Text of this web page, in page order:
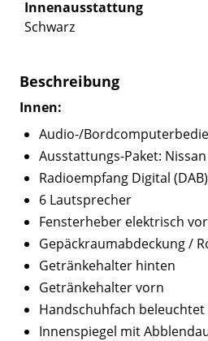
Innenausstattung
Schwarz
Beschreibung
Innen:
Audio-/
Ausstattungs-Paket:
Radioempfang Digital (DAB)
6 Lautsprecher
Fensterheber elektrisch
Gepäckraumabdeckung /
Getränkehalter hinten
Getränkehalter vorn
Handschuhfach beleuchtet
Innenspiegel mit